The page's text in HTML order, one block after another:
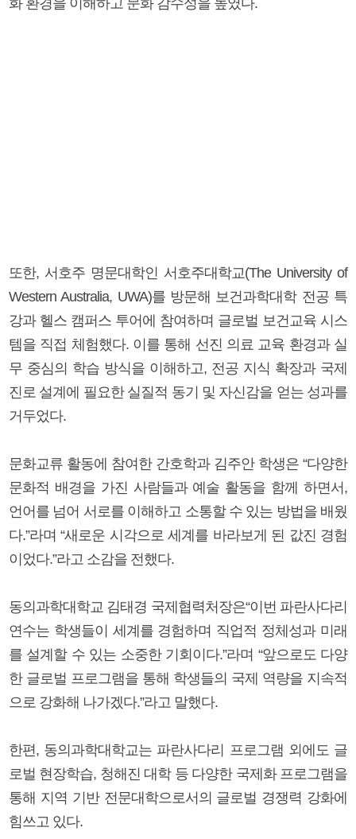
또한, 서호주 명문대학인 서호주대학교(The University of
Western Australia, UWA)를 방문해 보건과학대학 전공 특
강과 헬스 캠퍼스 투어에 참여하며 글로벌 보건교육 시스
템을 직접 체험했다. 이를 통해 선진 의료 교육 환경과 실
무 중심의 학습 방식을 이해하고, 전공 지식 확장과 국제
진로 설계에 필요한 실질적 동기 및 자신감을 얻는 성과를
거두었다.
문화교류 활동에 참여한 간호학과 김주안 학생은 “다양한
문화적 배경을 가진 사람들과 예술 활동을 함께 하면서,
언어를 넘어 서로를 이해하고 소통할 수 있는 방법을 배웠
다.”라며 “새로운 시각으로 세계를 바라보게 된 값진 경험
이었다.”라고 소감을 전했다.
동의과학대학교 김태경 국제협력처장은“이번 파란사다리
연수는 학생들이 세계를 경험하며 직업적 정체성과 미래
를 설계할 수 있는 소중한 기회이다.”라며 “앞으로도 다양
한 글로벌 프로그램을 통해 학생들의 국제 역량을 지속적
으로 강화해 나가겠다.”라고 말했다.
한편, 동의과학대학교는 파란사다리 프로그램 외에도 글
로벌 현장학습, 청해진 대학 등 다양한 국제화 프로그램을
통해 지역 기반 전문대학으로서의 글로벌 경쟁력 강화에
힘쓰고 있다.